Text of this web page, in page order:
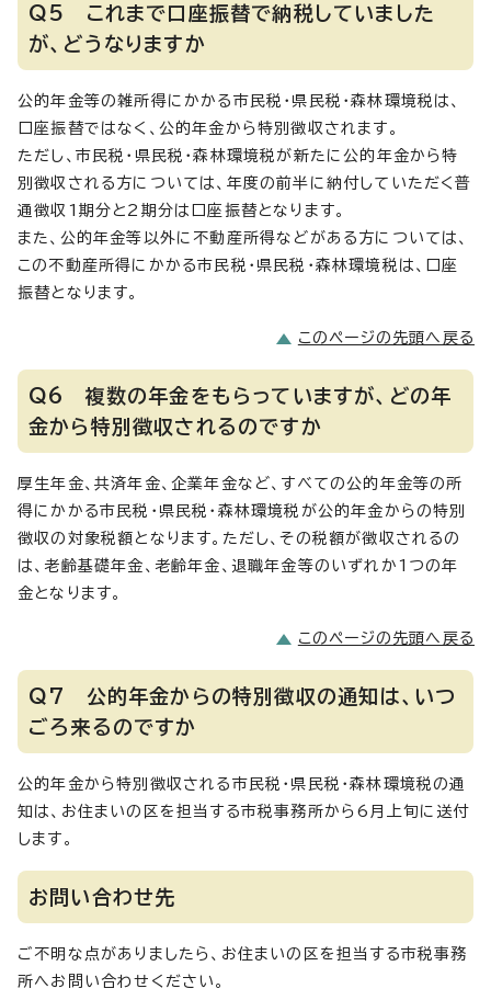
Q5 これまで口座振替で納税していました
が、どうなりますか
公的年金等の雑所得にかかる市民税・県民税・森林環境税は、
口座振替ではなく、公的年金から特別徴収されます。
ただし、市民税・県民税・森林環境税が新たに公的年金から特
別徴収される方については、年度の前半に納付していただく普
通徴収1期分と2期分は口座振替となります。
また、公的年金等以外に不動産所得などがある方については、
この不動産所得にかかる市民税・県民税・森林環境税は、口座
振替となります。
このページの先頭へ戻る
Q6 複数の年金をもらっていますが、どの年
金から特別徴収されるのですか
厚生年金、共済年金、企業年金など、すべての公的年金等の所
得にかかる市民税・県民税・森林環境税が公的年金からの特別
徴収の対象税額となります。ただし、その税額が徴収されるの
は、老齢基礎年金、老齢年金、退職年金等のいずれか1つの年
金となります。
このページの先頭へ戻る
Q7 公的年金からの特別徴収の通知は、いつ
ごろ来るのですか
公的年金から特別徴収される市民税・県民税・森林環境税の通
知は、お住まいの区を担当する市税事務所から6月上旬に送付
します。
お問い合わせ先
ご不明な点がありましたら、お住まいの区を担当する市税事務
所へお問い合わせください。